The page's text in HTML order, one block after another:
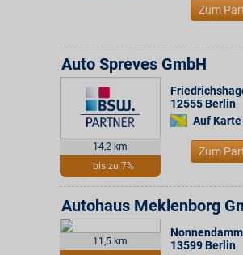
Zum
14,2 km
bis zu 7%
Auto Spreves GmbH
12555 Berlin
Auf
Zum
11,5 km
Autohaus Meklenborg
13599 Berlin